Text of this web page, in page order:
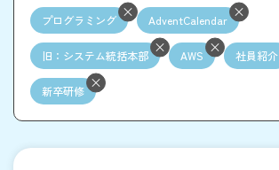
プログラミング AdventCalendar
旧：システム統括本部 AWS 社員紹介
新卒研修